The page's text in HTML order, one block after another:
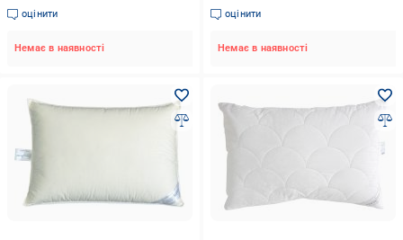
оцінити
Немає в наявності
оцінити
Немає в наявності